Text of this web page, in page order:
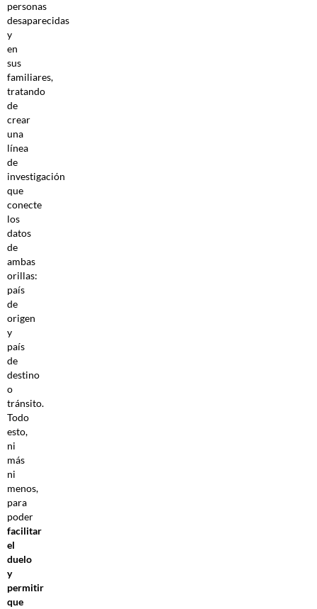
personas
desaparecidas
y
en
sus
familiares,
tratando
de
crear
una
línea
de
investigación
que
conecte
los
datos
de
ambas
orillas:
país
de
origen
y
país
de
destino
o
tránsito.
Todo
esto,
ni
más
ni
menos,
para
poder
facilitar
el
duelo
y
permitir
que